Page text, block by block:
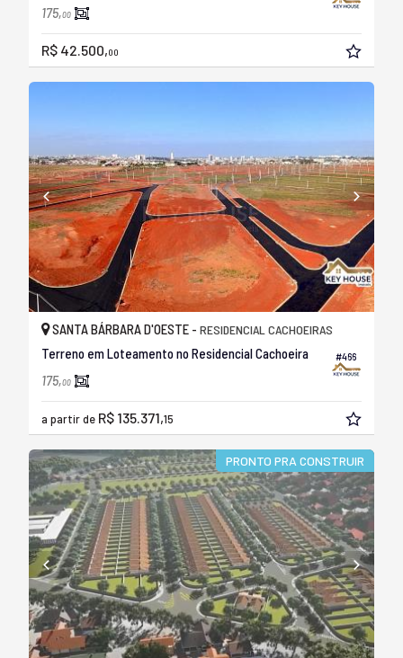
175,00
R$ 42.500,00
#466
SANTA BÁRBARA D'OESTE - RESIDENCIAL CACHOEIRAS
Terreno em Loteamento no Residencial Cachoeira
175,00
a partir de R$ 135.371,15
PRONTO PRA CONSTRUIR